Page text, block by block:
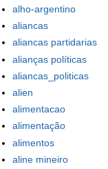
alho-argentino
aliancas
aliancas partidarias
alianças políticas
aliancas_politicas
alien
alimentacao
alimentação
alimentos
aline mineiro